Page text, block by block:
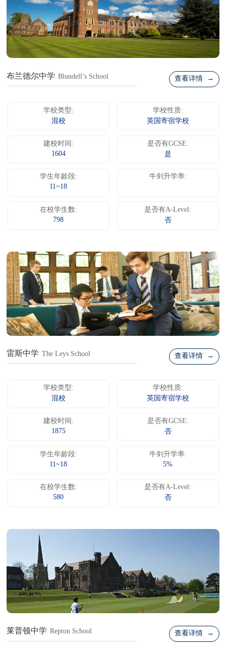
布兰德尔中学 Blundell’s School 查看详情 →
学校类型:
混校
学校性质:
英国寄宿学校
建校时间:
1604
是否有GCSE:
是
学生年龄段:
11~18
牛剑升学率:
在校学生数:
798
是否有A-Level:
否
雷斯中学 The Leys School 查看详情 →
学校类型:
混校
学校性质:
英国寄宿学校
建校时间:
1875
是否有GCSE:
否
学生年龄段:
11~18
牛剑升学率:
5%
在校学生数:
580
是否有A-Level:
否
莱普顿中学 Repton School 查看详情 →